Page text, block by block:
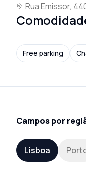
Rua Emissor,
Free parking
Campos por
Lisboa